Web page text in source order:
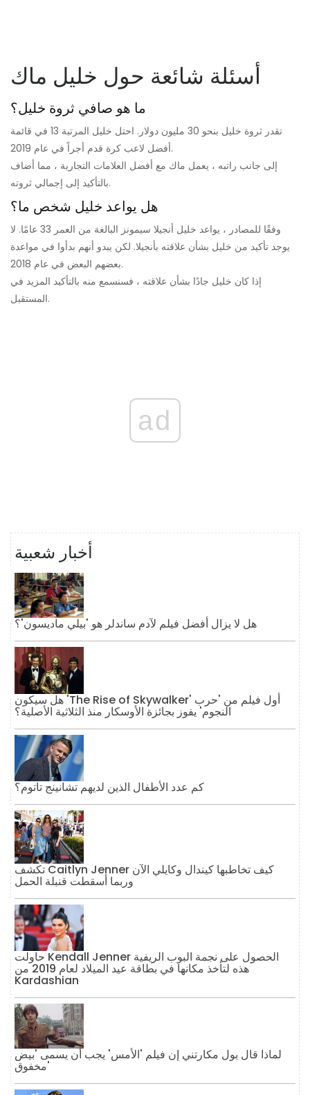
أسئلة شائعة حول خليل ماك
ما هو صافي ثروة خليل؟
تقدر ثروة خليل بنحو 30 مليون دولار. احتل خليل المرتبة 13 في قائمة
أفضل لاعب كرة قدم أجراً في عام 2019.
إلى جانب راتبه ، يعمل ماك مع أفضل العلامات التجارية ، مما أضاف
بالتأكيد إلى إجمالي ثروته.
هل يواعد خليل شخص ما؟
وفقًا للمصادر ، يواعد خليل أنجيلا سيمونز البالغة من العمر 33 عامًا. لا
يوجد تأكيد من خليل بشأن علاقته بأنجيلا. لكن يبدو أنهم بدأوا في مواعدة
بعضهم البعض في عام 2018.
إذا كان خليل جادًا بشأن علاقته ، فسنسمع منه بالتأكيد المزيد في
المستقبل.
ad
أخبار شعبية
هل لا يزال أفضل فيلم لآدم ساندلر هو 'بيلي ماديسون'؟
هل سيكون 'The Rise of Skywalker' أول فيلم من 'حرب
النجوم' يفوز بجائزة الأوسكار منذ الثلاثية الأصلية؟
كم عدد الأطفال الذين لديهم تشانينج تاتوم؟
تكشف Caitlyn Jenner كيف تخاطبها كيندال وكايلي الآن
وربما أسقطت قنبلة الحمل
حاولت Kendall Jenner الحصول على نجمة البوب ​​الريفية
هذه لتأخذ مكانها في بطاقة عيد الميلاد لعام 2019 من
Kardashian
لماذا قال بول مكارتني إن فيلم 'الأمس' يجب أن يسمى 'بيض
مخفوق'